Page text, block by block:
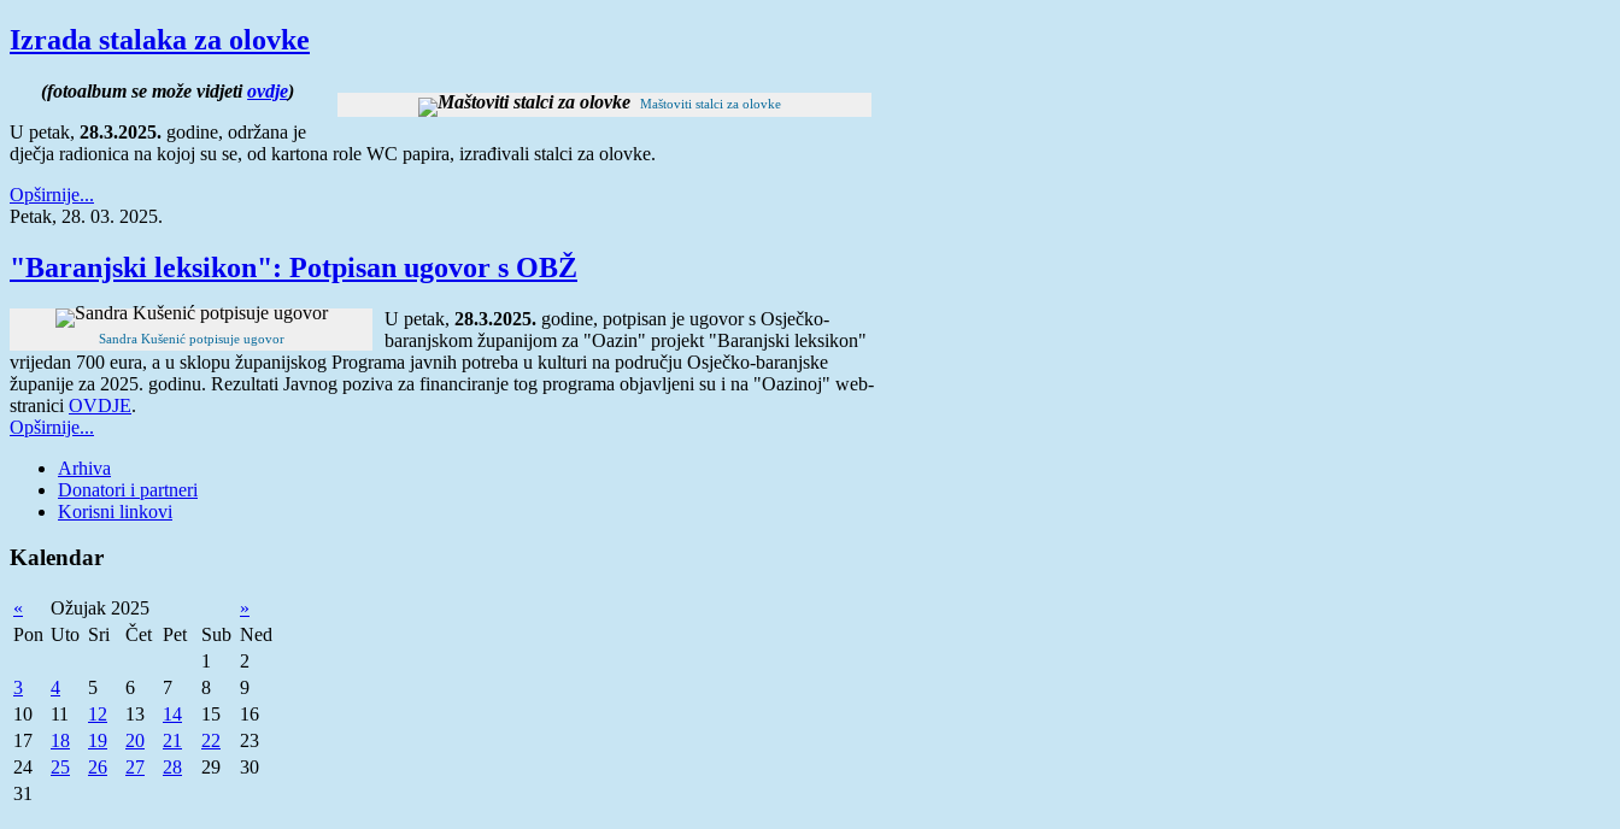
Izrada stalaka za olovke
Maštoviti stalci za olovke
(fotoalbum se može vidjetiovdje)
U petak, 28.3.2025. godine, održana je
dječja radionica na kojoj su se, od kartona role WC papira, izrađivali stalci za olovke.
Opširnije...
Petak, 28. 03. 2025.
"Baranjski leksikon": Potpisan ugovor s OBŽ
Sandra Kušenić potpisuje ugovor
U petak, 28.3.2025. godine, potpisan je ugovor s Osječko-
baranjskom županijom za "Oazin" projekt "Baranjski leksikon"
vrijedan 700 eura, a u sklopu županijskog Programa javnih potreba u kulturi na području Osječko-baranjske
županije za 2025. godinu. Rezultati Javnog poziva za financiranje tog programa objavljeni su i na "Oazinoj" web-
stranici OVDJE.
Opširnije...
Arhiva
Donatori i partneri
Korisni linkovi
Kalendar
« Ožujak 2025
»
Pon Uto Sri Čet Pet Sub Ned
1
2
3
4 5 6 7 8
9
10
11 12 13 14 15
16
17
18 19 20 21 22
23
24
25 26 27 28 29
30
31